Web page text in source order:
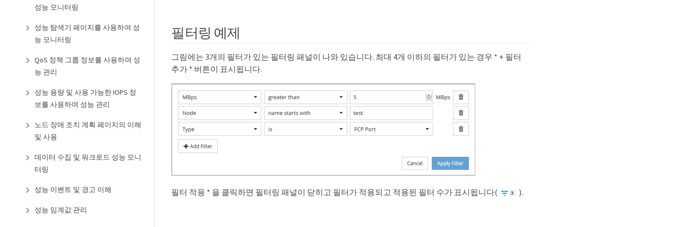
성능 모니터링
성능 탐색기 페이지를 사용하여 성
능 모니터링
QoS 정책 그룹 정보를 사용하여 성
능 관리
성능 용량 및 사용 가능한 IOPS 정
보를 사용하여 성능 관리
노드 장애 조치 계획 페이지의 이해
및 사용
데이터 수집 및 워크로드 성능 모니
터링
성능 이벤트 및 경고 이해
성능 임계값 관리
필터링 예제
그림에는 3개의 필터가 있는 필터링 패널이 나와 있습니다. 최대 4개 이하의 필터가 있는 경우 * + 필터
추가 * 버튼이 표시됩니다.
필터 적용 * 을 클릭하면 필터링 패널이 닫히고 필터가 적용되고 적용된 필터 수가 표시됩니다( ).